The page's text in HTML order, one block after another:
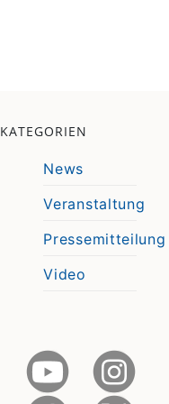
KATEGORIEN
News
Veranstaltung
Pressemitteilung
Video